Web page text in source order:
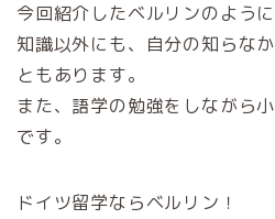
今回紹介したベルリンのよう
知識以外にも、自分の知らな
ともあります。
また、語学の勉強をしながら
です。
ドイツ留学ならベルリン！